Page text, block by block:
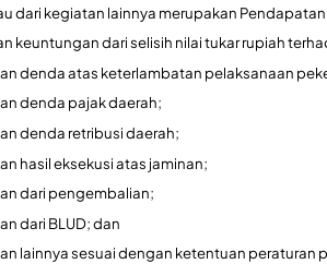
dari kegiatan lainnya merupakan
keuntungan dari selisih nilai tukar rupiah
denda atas keterlambatan pelaksanaan
denda pajak daerah;
denda retribusi daerah;
hasil eksekusi atas jaminan;
dari pengembalian;
dari BLUD; dan
lainnya sesuai dengan ketentuan peraturan